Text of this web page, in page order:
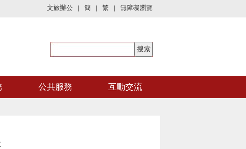
文旅辦公 | 簡 | 繁 | 無障礙瀏覽
公共服務 互動交流